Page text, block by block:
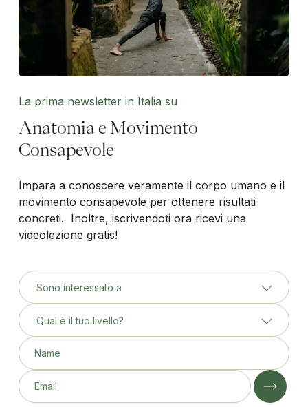
La prima newsletter in Italia su
Anatomia e Movimento
Consapevole
Impara a conoscere veramente il corpo umano e il
movimento consapevole per ottenere risultati
concreti. Inoltre, iscrivendoti ora ricevi una
videolezione gratis!
Sono interessato a
Qual è il tuo livello?
Name
Email